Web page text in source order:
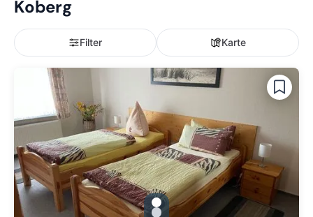
Koberg
Filter Karte
gallery.slide_selector
Zu Slide 1 wechseln